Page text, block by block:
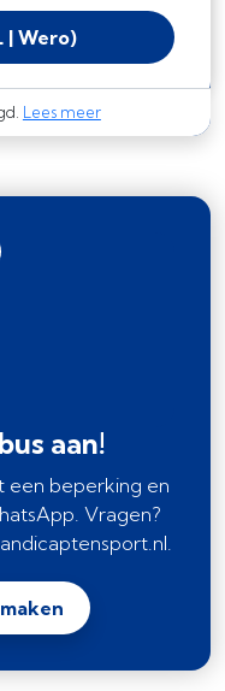
| Wero)
Lees meer
aan!
een beperking en
Vragen?